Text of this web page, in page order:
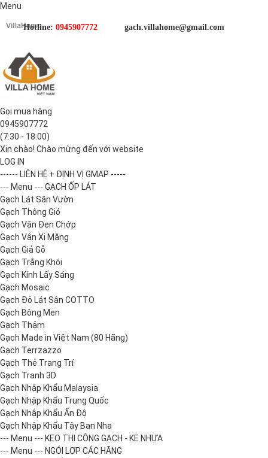
Menu
Hotline: 0945907772 gach.villahome@gmail.com
Gọi mua hàng
0945907772
(7:30 - 18:00)
Xin chào! Chào mừng đến với website
LOG IN
------ LIÊN HỆ + ĐỊNH VỊ GMAP -----
--- Menu --- GẠCH ỐP LÁT
Gạch Lát Sân Vườn
Gạch Thông Gió
Gạch Vân Đen Chớp
Gạch Vân Xi Măng
Gạch Giả Gỗ
Gạch Trắng Khói
Gạch Kính Lấy Sáng
Gạch Mosaic
Gạch Đỏ Lát Sân COTTO
Gạch Bông Men
Gạch Thảm
Gạch Made in Việt Nam (80 Hãng)
Gạch Terrzazzo
Gạch Thẻ Trang Trí
Gạch Tranh 3D
Gạch Nhập Khẩu Malaysia
Gạch Nhập Khẩu Trung Quốc
Gạch Nhập Khẩu Ấn Độ
Gạch Nhập Khẩu Tây Ban Nha
--- Menu --- KEO THI CÔNG GẠCH - KE NHỰA
--- Menu --- NGÓI LỢP CÁC HÃNG